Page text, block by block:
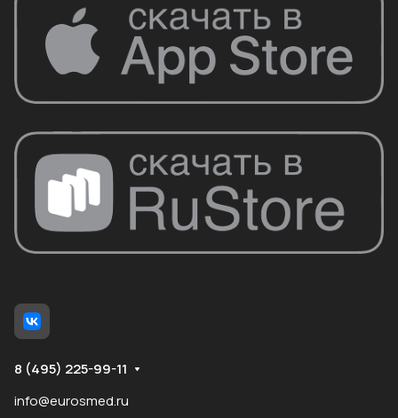
8 (495) 225-99-11
info@eurosmed.ru